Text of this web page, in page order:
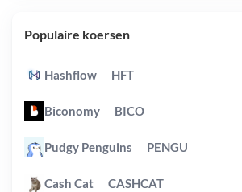
Populaire koersen
Hashflow HFT
Biconomy BICO
Pudgy Penguins PENGU
Cash Cat CASHCAT